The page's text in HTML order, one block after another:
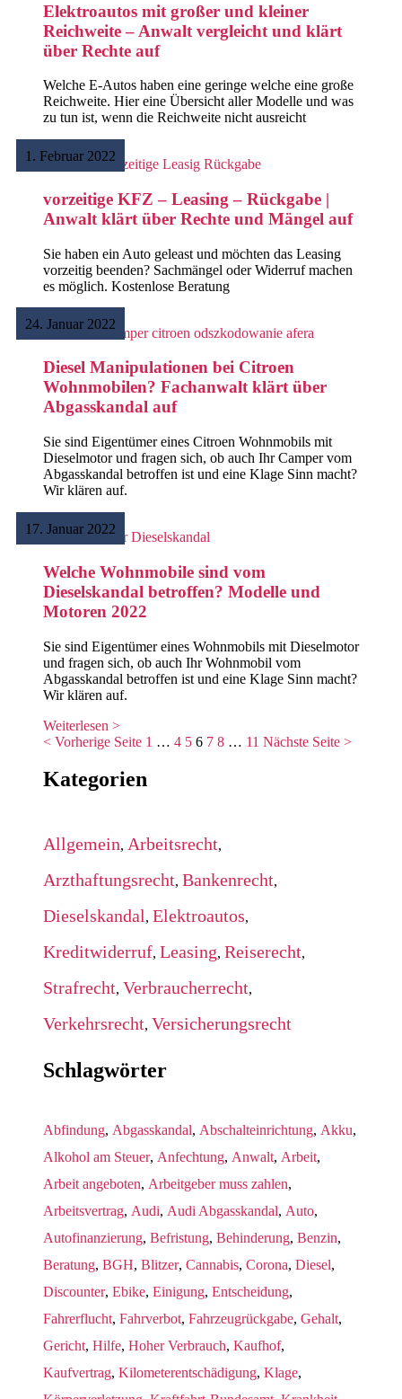
Elektroautos mit großer und kleiner
Reichweite – Anwalt vergleicht und klärt
über Rechte auf
Welche E-Autos haben eine geringe welche eine große
Reichweite. Hier eine Übersicht aller Modelle und was
zu tun ist, wenn die Reichweite nicht ausreicht
Weiterlesen >
vorzeitige KFZ – Leasing – Rückgabe |
Anwalt klärt über Rechte und Mängel auf
1. Februar 2022
Sie haben ein Auto geleast und möchten das Leasing
vorzeitig beenden? Sachmängel oder Widerruf machen
es möglich. Kostenlose Beratung
Weiterlesen >
Diesel Manipulationen bei Citroen
Wohnmobilen? Fachanwalt klärt über
Abgasskandal auf
24. Januar 2022
Sie sind Eigentümer eines Citroen Wohnmobils mit
Dieselmotor und fragen sich, ob auch Ihr Camper vom
Abgasskandal betroffen ist und eine Klage Sinn macht?
Wir klären auf.
Weiterlesen >
Welche Wohnmobile sind vom
Dieselskandal betroffen? Modelle und
Motoren 2022
17. Januar 2022
Sie sind Eigentümer eines Wohnmobils mit Dieselmotor
und fragen sich, ob auch Ihr Wohnmobil vom
Abgasskandal betroffen ist und eine Klage Sinn macht?
Wir klären auf.
Weiterlesen >
< Vorherige Seite 1 … 4 5 6 7 8 … 11 Nächste Seite >
Kategorien
Allgemein, Arbeitsrecht,
Arzthaftungsrecht, Bankenrecht,
Dieselskandal, Elektroautos,
Kreditwiderruf, Leasing, Reiserecht,
Strafrecht, Verbraucherrecht,
Verkehrsrecht, Versicherungsrecht
Schlagwörter
Abfindung, Abgasskandal, Abschalteinrichtung, Akku,
Alkohol am Steuer, Anfechtung, Anwalt, Arbeit,
Arbeit angeboten, Arbeitgeber muss zahlen,
Arbeitsvertrag, Audi, Audi Abgasskandal, Auto,
Autofinanzierung, Befristung, Behinderung, Benzin,
Beratung, BGH, Blitzer, Cannabis, Corona, Diesel,
Discounter, Ebike, Einigung, Entscheidung,
Fahrerflucht, Fahrverbot, Fahrzeugrückgabe, Gehalt,
Gericht, Hilfe, Hoher Verbrauch, Kaufhof,
Kaufvertrag, Kilometerentschädigung, Klage,